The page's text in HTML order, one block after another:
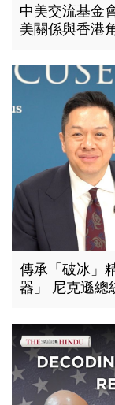
中美交流基金
美關係與香港
傳承「破冰」
器」 尼克遜總